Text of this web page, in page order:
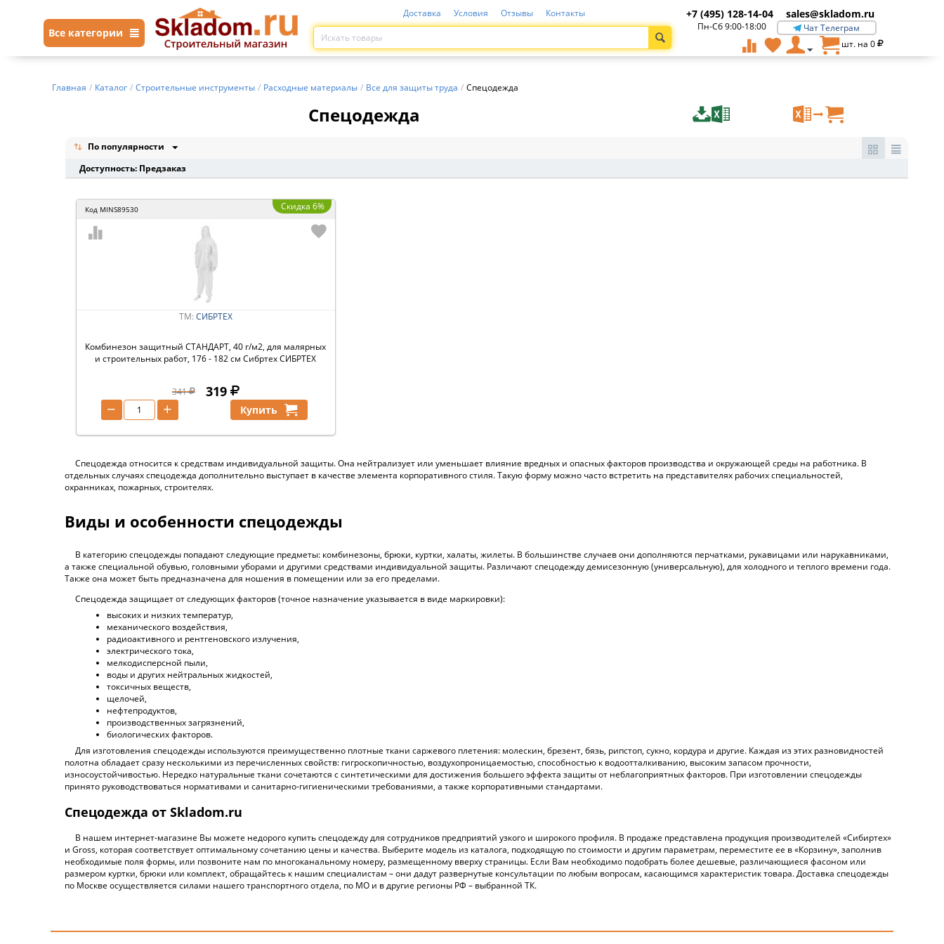
Все категории
Доставка Условия Отзывы Контакты +7 (495) 128-14-04 sales@skladom.ru
Пн-Сб 9:00-18:00
Чат Телеграм
шт. на 0
Главная / Каталог / Строительные инструменты / Расходные материалы / Все для защиты труда / Спецодежда
Спецодежда
По популярности
Доступность: Предзаказ
Код MINS89530 Скидка 6%
ТМ: СИБРТЕХ
Комбинезон защитный СТАНДАРТ, 40 г/м2, для малярных
и строительных работ, 176 - 182 см Сибртех СИБРТЕХ
341 319
+
− Купить
Спецодежда относится к средствам индивидуальной защиты. Она нейтрализует или уменьшает влияние вредных и опасных факторов производства и окружающей среды на работника. В
отдельных случаях спецодежда дополнительно выступает в качестве элемента корпоративного стиля. Такую форму можно часто встретить на представителях рабочих специальностей,
охранниках, пожарных, строителях.
Виды и особенности спецодежды
В категорию спецодежды попадают следующие предметы: комбинезоны, брюки, куртки, халаты, жилеты. В большинстве случаев они дополняются перчатками, рукавицами или нарукавниками,
а также специальной обувью, головными уборами и другими средствами индивидуальной защиты. Различают спецодежду демисезонную (универсальную), для холодного и теплого времени года.
Также она может быть предназначена для ношения в помещении или за его пределами.
Спецодежда защищает от следующих факторов (точное назначение указывается в виде маркировки):
высоких и низких температур,
механического воздействия,
радиоактивного и рентгеновского излучения,
электрического тока,
мелкодисперсной пыли,
воды и других нейтральных жидкостей,
токсичных веществ,
щелочей,
нефтепродуктов,
производственных загрязнений,
биологических факторов.
Для изготовления спецодежды используются преимущественно плотные ткани саржевого плетения: молескин, брезент, бязь, рипстоп, сукно, кордура и другие. Каждая из этих разновидностей
полотна обладает сразу несколькими из перечисленных свойств: гигроскопичностью, воздухопроницаемостью, способностью к водоотталкиванию, высоким запасом прочности,
износоустойчивостью. Нередко натуральные ткани сочетаются с синтетическими для достижения большего эффекта защиты от неблагоприятных факторов. При изготовлении спецодежды
принято руководствоваться нормативами и санитарно-гигиеническими требованиями, а также корпоративными стандартами.
Спецодежда от Skladom.ru
В нашем интернет-магазине Вы можете недорого купить спецодежду для сотрудников предприятий узкого и широкого профиля. В продаже представлена продукция производителей «Сибиртех»
и Gross, которая соответствует оптимальному сочетанию цены и качества. Выберите модель из каталога, подходящую по стоимости и другим параметрам, переместите ее в «Корзину», заполнив
необходимые поля формы, или позвоните нам по многоканальному номеру, размещенному вверху страницы. Если Вам необходимо подобрать более дешевые, различающиеся фасоном или
размером куртки, брюки или комплект, обращайтесь к нашим специалистам – они дадут развернутые консультации по любым вопросам, касающимся характеристик товара. Доставка спецодежды
по Москве осуществляется силами нашего транспортного отдела, по МО и в другие регионы РФ – выбранной ТК.